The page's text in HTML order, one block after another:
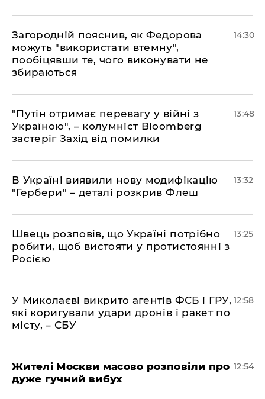
Загородній пояснив, як Федорова
можуть "використати втемну",
пообіцявши те, чого виконувати не
збираються
14:30
"Путін отримає перевагу у війні з
Україною", – колумніст Bloomberg
застеріг Захід від помилки
13:48
В Україні виявили нову модифікацію
"Гербери" – деталі розкрив Флеш
13:32
Швець розповів, що Україні потрібно
робити, щоб вистояти у протистоянні з
Росією
13:25
У Миколаєві викрито агентів ФСБ і ГРУ,
які коригували удари дронів і ракет по
місту, – СБУ
12:58
Жителі Москви масово розповіли про
дуже гучний вибух
12:54